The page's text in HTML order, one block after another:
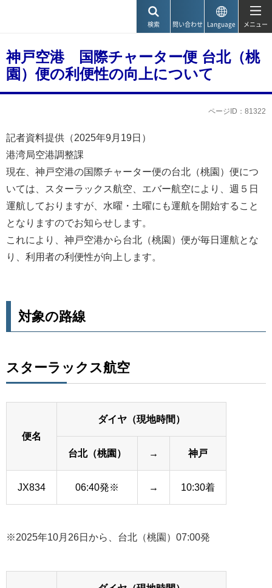
検索 問い合わせ Language メニュー
神戸空港 国際チャーター便 台北（桃
園）便の利便性の向上について
ページID：81322
記者資料提供（2025年9月19日）
港湾局空港調整課
現在、神戸空港の国際チャーター便の台北（桃園）便につ
いては、スターラックス航空、エバー航空により、週５日
運航しておりますが、水曜・土曜にも運航を開始すること
となりますのでお知らせします。
これにより、神戸空港から台北（桃園）便が毎日運航とな
り、利用者の利便性が向上します。
対象の路線
スターラックス航空
便名
ダイヤ（現地時間）
台北（桃園） → 神戸
JX834 06:40発※ → 10:30着
※2025年10月26日から、台北（桃園）07:00発